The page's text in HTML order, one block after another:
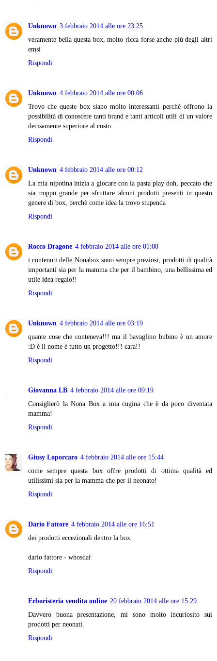
Unknown 3 febbraio 2014 alle ore 23:25
veramente bella questa box, molto ricca forse anche più degli altri
emsi
Rispondi
Unknown 4 febbraio 2014 alle ore 00:06
Trovo che queste box siano molto interessanti perchè offrono la
possibilità di conoscere tanti brand e tanti articoli utili di un valore
decisamente superiore al costo.
Rispondi
Unknown 4 febbraio 2014 alle ore 00:12
La mia nipotina inizia a giocare con la pasta play doh, peccato che
sia troppo grande per sfruttare alcuni prodotti presenti in questo
genere di box, perchè come idea la trovo stupenda
Rispondi
Rocco Dragone 4 febbraio 2014 alle ore 01:08
i contenuti delle Nonabox sono sempre preziosi, prodotti di qualità
importanti sia per la mamma che per il bambino, una bellissima ed
utile idea regalo!!
Rispondi
Unknown 4 febbraio 2014 alle ore 03:19
quante cose che conteneva!!! ma il bavaglino bubino è un amore
:D è il nome è tutto un progetto!!! cara!!
Rispondi
Giovanna LB 4 febbraio 2014 alle ore 09:19
Consiglierò la Nona Box a mia cugina che è da poco diventata
mamma!
Rispondi
Giusy Loporcaro 4 febbraio 2014 alle ore 15:44
come sempre questa box offre prodotti di ottima qualità ed
utilissimi sia per la mamma che per il neonato!
Rispondi
Dario Fattore 4 febbraio 2014 alle ore 16:51
dei prodotti eccezionali dentro la box
dario fattore - whosdaf
Rispondi
Erboristeria vendita online 20 febbraio 2014 alle ore 15:29
Davvero buona presentazione, mi sono molto incuriosito sui
prodotti per neonati.
Rispondi